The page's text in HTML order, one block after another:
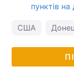
пунктів
США